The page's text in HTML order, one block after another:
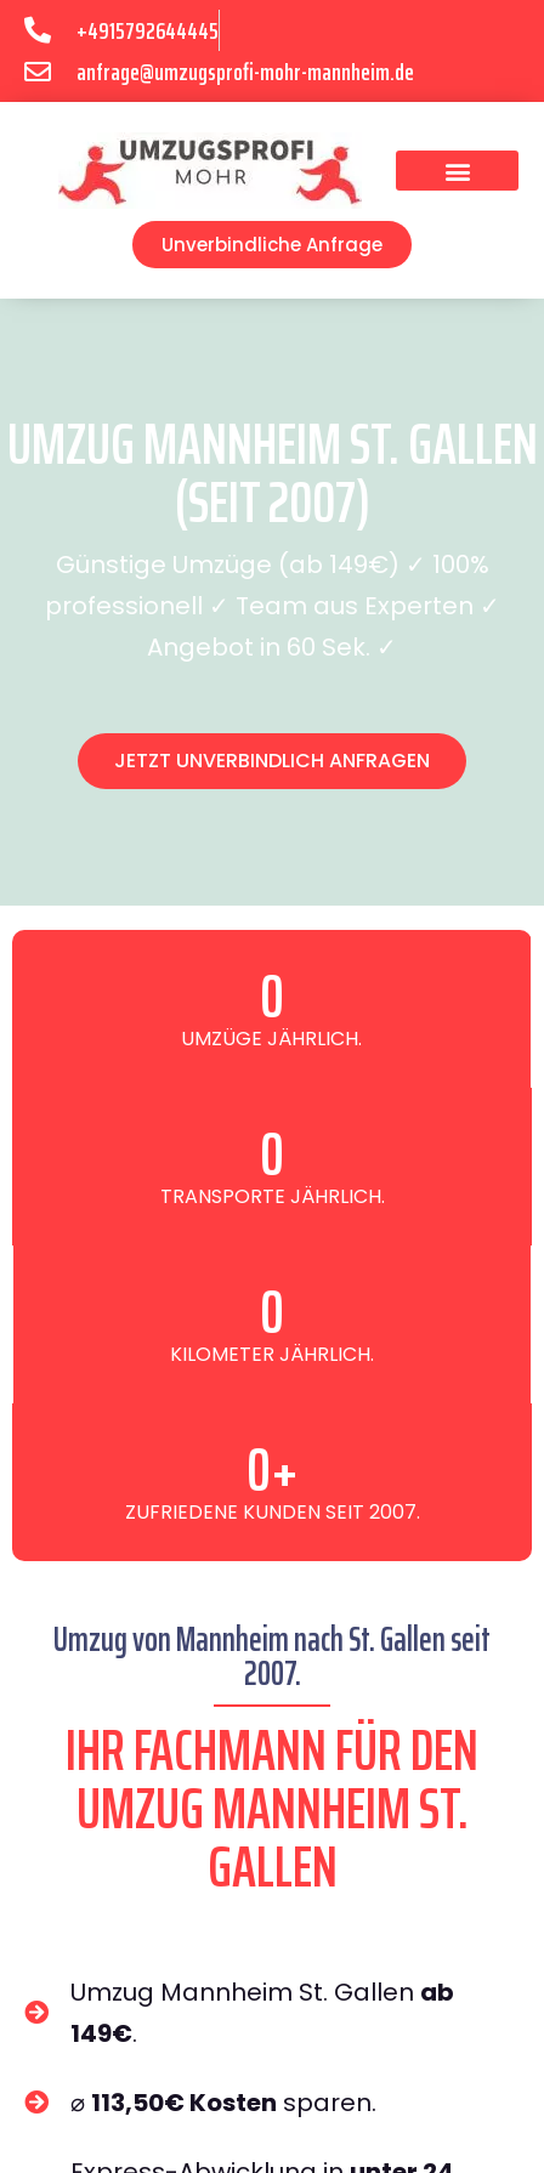
+4915792644445
anfrage@umzugsprofi-mohr-mannheim.de
Unverbindliche Anfrage
UMZUG MANNHEIM ST. GALLEN
(SEIT 2007)
Günstige Umzüge (ab 149€) ✓ 100%
professionell ✓ Team aus Experten ✓
Angebot in 60 Sek. ✓
JETZT UNVERBINDLICH ANFRAGEN
UMZÜGE JÄHRLICH.
0
TRANSPORTE JÄHRLICH.
0
KILOMETER JÄHRLICH.
0
ZUFRIEDENE KUNDEN SEIT 2007.
0+
Umzug von Mannheim nach St. Gallen seit
2007.
IHR FACHMANN FÜR DEN
UMZUG MANNHEIM ST.
GALLEN
Umzug Mannheim St. Gallen ab
149€.
⌀ 113,50€ Kosten sparen.